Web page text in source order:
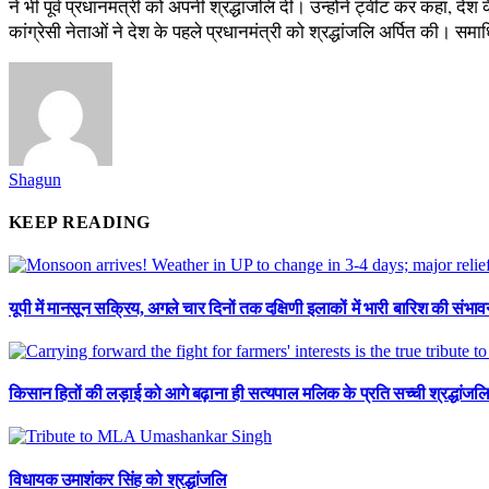
ने भी पूर्व प्रधानमंत्री को अपनी श्रद्धांजलि दी। उन्होंने ट्वीट कर कहा,
कांग्रेसी नेताओं ने देश के पहले प्रधानमंत्री को श्रद्धांजलि अर्पित की।
Shagun
KEEP READING
यूपी में मानसून सक्रिय, अगले चार दिनों तक दक्षिणी इलाकों में भारी बारिश की
किसान हितों की लड़ाई को आगे बढ़ाना ही सत्यपाल मलिक के प्रति सच्ची
विधायक उमाशंकर सिंह को श्रद्धांजलि